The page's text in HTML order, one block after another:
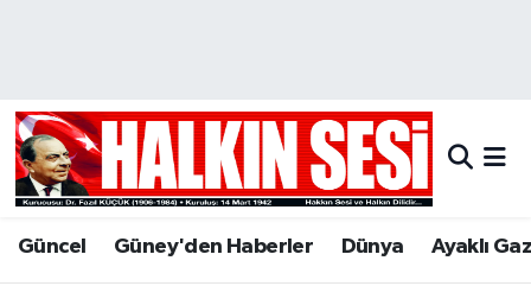
Güncel Güney'den Haberler Dünya Ayaklı
Hava Durumu
Trafik Durumu